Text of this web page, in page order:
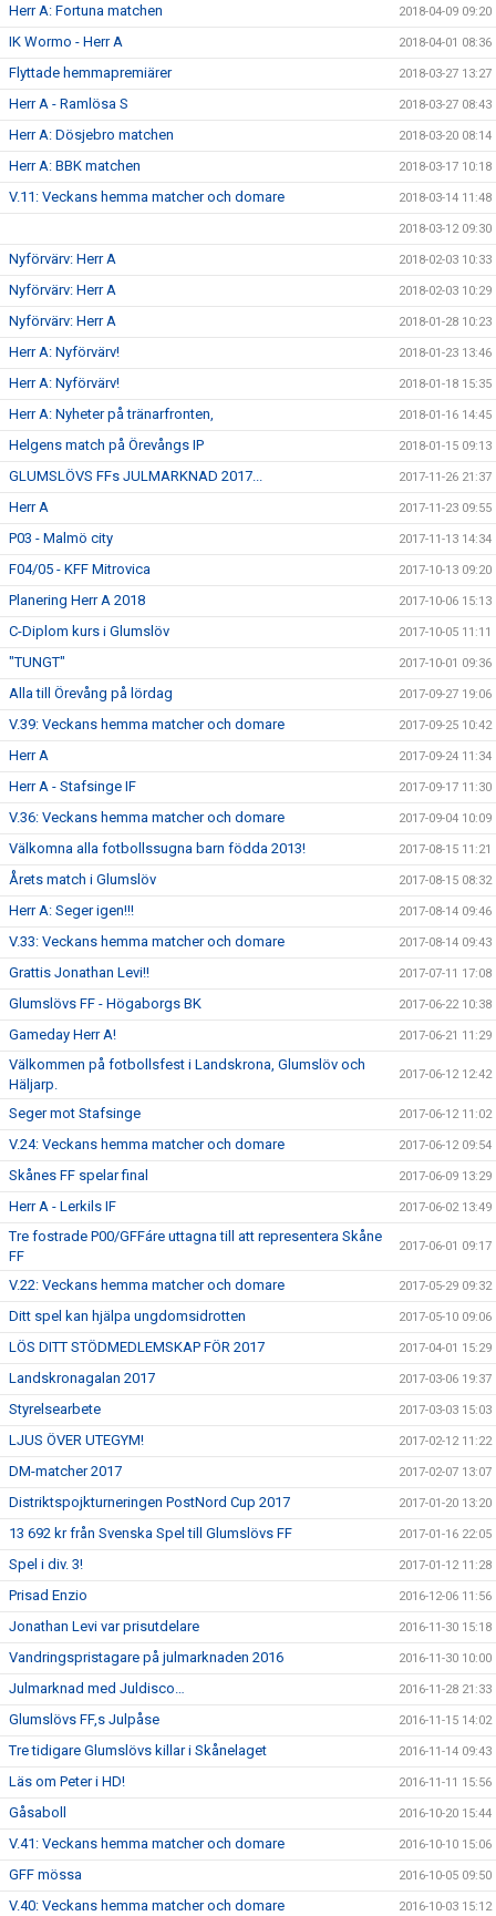
Herr A: Fortuna matchen 2018-04-09 09:20
IK Wormo - Herr A 2018-04-01 08:36
Flyttade hemmapremiärer 2018-03-27 13:27
Herr A - Ramlösa S 2018-03-27 08:43
Herr A: Dösjebro matchen 2018-03-20 08:14
Herr A: BBK matchen 2018-03-17 10:18
V.11: Veckans hemma matcher och domare 2018-03-14 11:48
2018-03-12 09:30
Nyförvärv: Herr A 2018-02-03 10:33
Nyförvärv: Herr A 2018-02-03 10:29
Nyförvärv: Herr A 2018-01-28 10:23
Herr A: Nyförvärv! 2018-01-23 13:46
Herr A: Nyförvärv! 2018-01-18 15:35
Herr A: Nyheter på tränarfronten, 2018-01-16 14:45
Helgens match på Örevångs IP 2018-01-15 09:13
GLUMSLÖVS FFs JULMARKNAD 2017... 2017-11-26 21:37
Herr A 2017-11-23 09:55
P03 - Malmö city 2017-11-13 14:34
F04/05 - KFF Mitrovica 2017-10-13 09:20
Planering Herr A 2018 2017-10-06 15:13
C-Diplom kurs i Glumslöv 2017-10-05 11:11
"TUNGT" 2017-10-01 09:36
Alla till Örevång på lördag 2017-09-27 19:06
V.39: Veckans hemma matcher och domare 2017-09-25 10:42
Herr A 2017-09-24 11:34
Herr A - Stafsinge IF 2017-09-17 11:30
V.36: Veckans hemma matcher och domare 2017-09-04 10:09
Välkomna alla fotbollssugna barn födda 2013! 2017-08-15 11:21
Årets match i Glumslöv 2017-08-15 08:32
Herr A: Seger igen!!! 2017-08-14 09:46
V.33: Veckans hemma matcher och domare 2017-08-14 09:43
Grattis Jonathan Levi!! 2017-07-11 17:08
Glumslövs FF - Högaborgs BK 2017-06-22 10:38
Gameday Herr A! 2017-06-21 11:29
Välkommen på fotbollsfest i Landskrona, Glumslöv och
Häljarp.
2017-06-12 12:42
Seger mot Stafsinge 2017-06-12 11:02
V.24: Veckans hemma matcher och domare 2017-06-12 09:54
Skånes FF spelar final 2017-06-09 13:29
Herr A - Lerkils IF 2017-06-02 13:49
Tre fostrade P00/GFFáre uttagna till att representera Skåne
FF
2017-06-01 09:17
V.22: Veckans hemma matcher och domare 2017-05-29 09:32
Ditt spel kan hjälpa ungdomsidrotten 2017-05-10 09:06
LÖS DITT STÖDMEDLEMSKAP FÖR 2017 2017-04-01 15:29
Landskronagalan 2017 2017-03-06 19:37
Styrelsearbete 2017-03-03 15:03
LJUS ÖVER UTEGYM! 2017-02-12 11:22
DM-matcher 2017 2017-02-07 13:07
Distriktspojkturneringen PostNord Cup 2017 2017-01-20 13:20
13 692 kr från Svenska Spel till Glumslövs FF 2017-01-16 22:05
Spel i div. 3! 2017-01-12 11:28
Prisad Enzio 2016-12-06 11:56
Jonathan Levi var prisutdelare 2016-11-30 15:18
Vandringspristagare på julmarknaden 2016 2016-11-30 10:00
Julmarknad med Juldisco… 2016-11-28 21:33
Glumslövs FF,s Julpåse 2016-11-15 14:02
Tre tidigare Glumslövs killar i Skånelaget 2016-11-14 09:43
Läs om Peter i HD! 2016-11-11 15:56
Gåsaboll 2016-10-20 15:44
V.41: Veckans hemma matcher och domare 2016-10-10 15:06
GFF mössa 2016-10-05 09:50
V.40: Veckans hemma matcher och domare 2016-10-03 15:12